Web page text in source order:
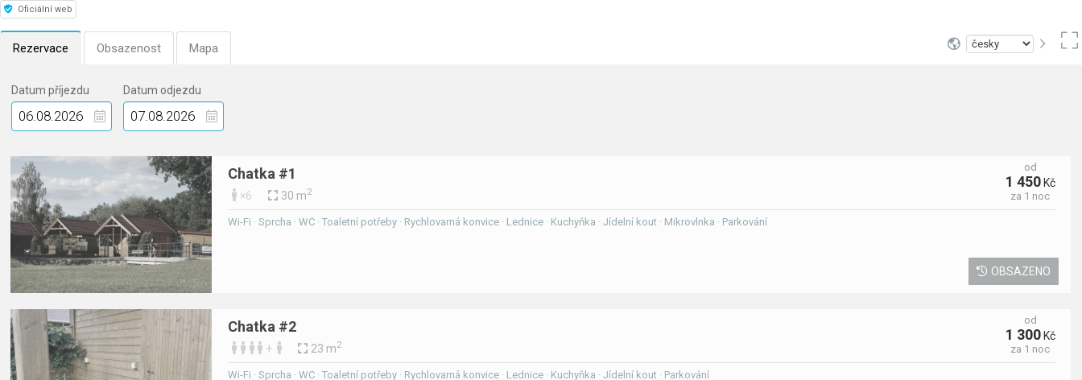
Oficiální web
Rezervace Obsazenost Mapa
Datum příjezdu Datum odjezdu
Chatka #1
×6 30 m2
od
1 450Kč
za 1 noc
Wi-Fi · Sprcha · WC · Toaletní potřeby · Rychlovarná konvice · Lednice · Kuchyňka · Jídelní kout · Mikrovlnka · Parkování
OBSAZENO
Chatka #2
+ 23 m2
od
1 300Kč
za 1 noc
Wi-Fi · Sprcha · WC · Toaletní potřeby · Rychlovarná konvice · Lednice · Kuchyňka · Jídelní kout · Parkování